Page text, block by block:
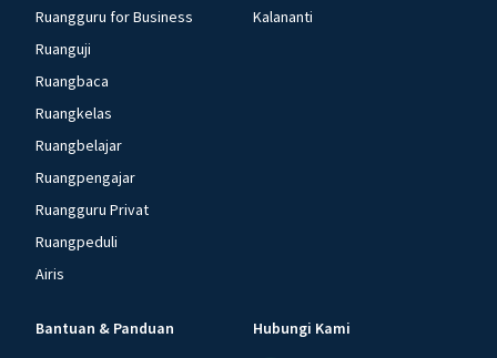
Ruangguru for Business
Ruanguji
Ruangbaca
Ruangkelas
Ruangbelajar
Ruangpengajar
Ruangguru Privat
Ruangpeduli
Airis
Kalananti
Bantuan & Panduan Hubungi Kami